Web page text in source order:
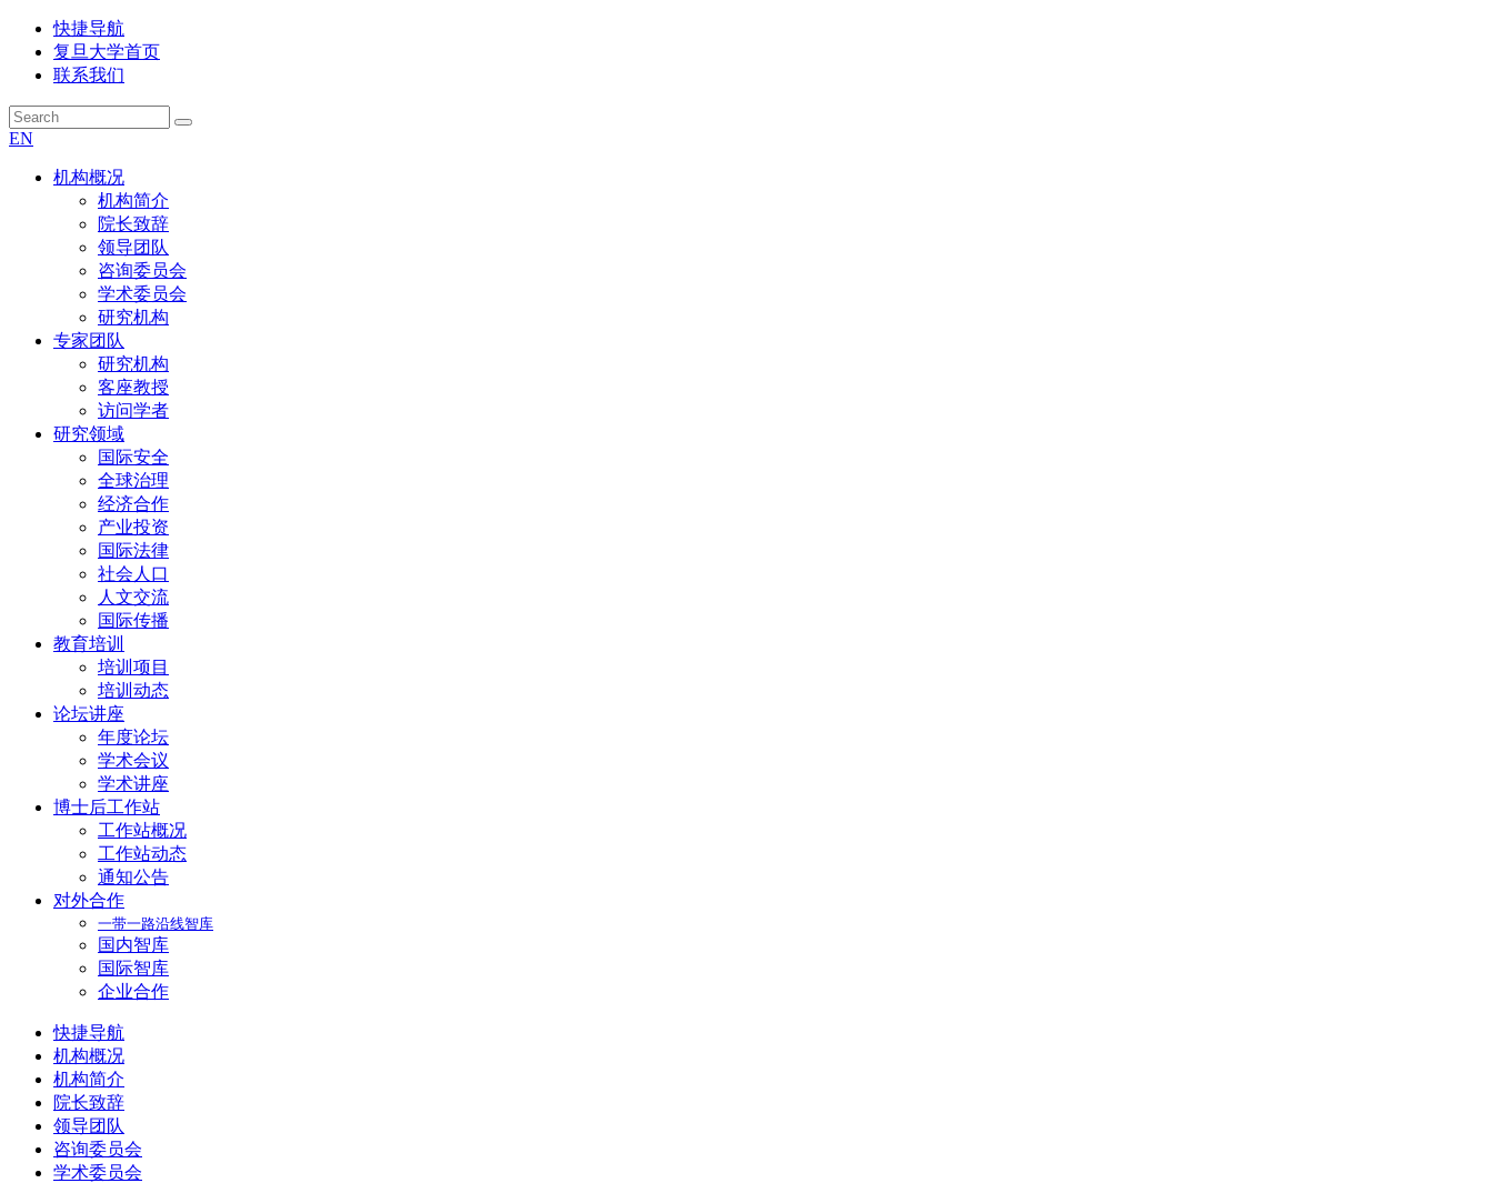
快捷导航
复旦大学首页
联系我们
EN
机构概况
机构简介
院长致辞
领导团队
咨询委员会
学术委员会
研究机构
专家团队
研究机构
客座教授
访问学者
研究领域
国际安全
全球治理
经济合作
产业投资
国际法律
社会人口
人文交流
国际传播
教育培训
培训项目
培训动态
论坛讲座
年度论坛
学术会议
学术讲座
博士后工作站
工作站概况
工作站动态
通知公告
对外合作
一带一路沿线智库
国内智库
国际智库
企业合作
快捷导航
机构概况
机构简介
院长致辞
领导团队
咨询委员会
学术委员会